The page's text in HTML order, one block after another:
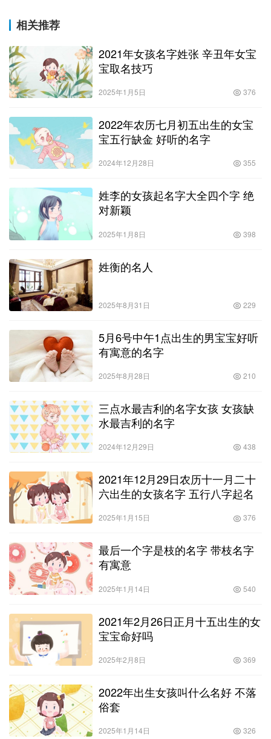
相关推荐
2021年女孩名字姓张 辛丑年女宝
宝取名技巧
2025年1月5日 376
2022年农历七月初五出生的女宝
宝五行缺金 好听的名字
2024年12月28日 355
姓李的女孩起名字大全四个字 绝
对新颖
2025年1月8日 398
姓衡的名人
2025年8月31日 229
5月6号中午1点出生的男宝宝好听
有寓意的名字
2025年8月28日 210
三点水最吉利的名字女孩 女孩缺
水最吉利的名字
2024年12月29日 438
2021年12月29日农历十一月二十
六出生的女孩名字 五行八字起名
2025年1月15日 376
最后一个字是枝的名字 带枝名字
有寓意
2025年1月14日 540
2021年2月26日正月十五出生的女
宝宝命好吗
2025年2月8日 369
2022年出生女孩叫什么名好 不落
俗套
2025年1月14日 326